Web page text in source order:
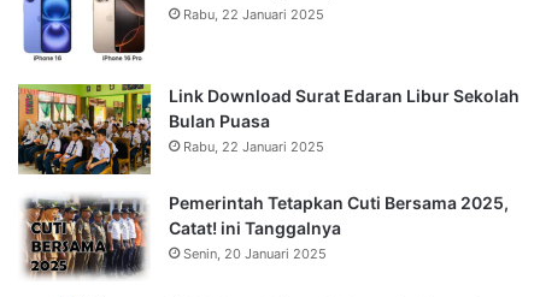
Rabu, 22 Januari 2025
Link Download Surat Edaran Libur Sekolah
Bulan Puasa
Rabu, 22 Januari 2025
Pemerintah Tetapkan Cuti Bersama 2025,
Catat! ini Tanggalnya
Senin, 20 Januari 2025